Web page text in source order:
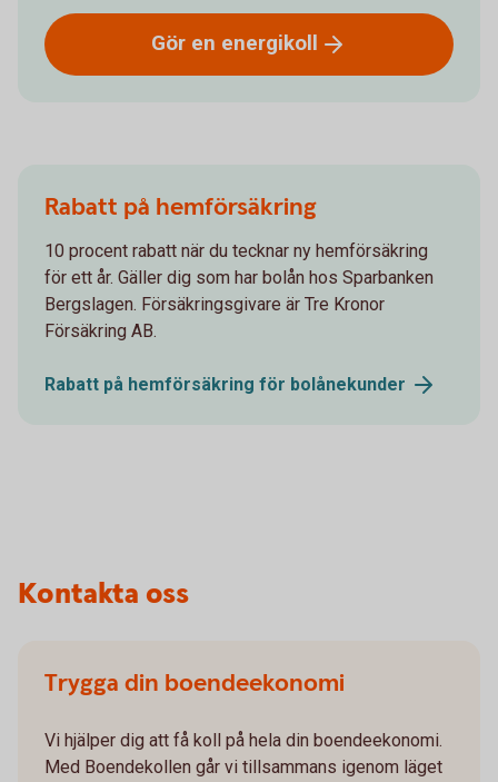
Gör en energikoll
Rabatt på hemförsäkring
10 procent rabatt när du tecknar ny hemförsäkring
för ett år. Gäller dig som har bolån hos Sparbanken
Bergslagen. Försäkringsgivare är Tre Kronor
Försäkring AB.
Rabatt på hemförsäkring för bolånekunder
Kontakta oss
Trygga din boendeekonomi
Vi hjälper dig att få koll på hela din boendeekonomi.
Med Boendekollen går vi tillsammans igenom läget